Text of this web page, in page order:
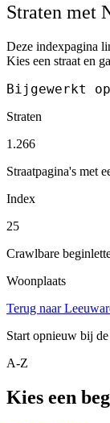
Straten met
Deze indexpagina
Kies een straat en
Bijgewerkt
Straten
1.266
Straatpagina's met
Index
25
Crawlbare
Woonplaats
Terug naar
Start opnieuw bij
A-Z
Kies een